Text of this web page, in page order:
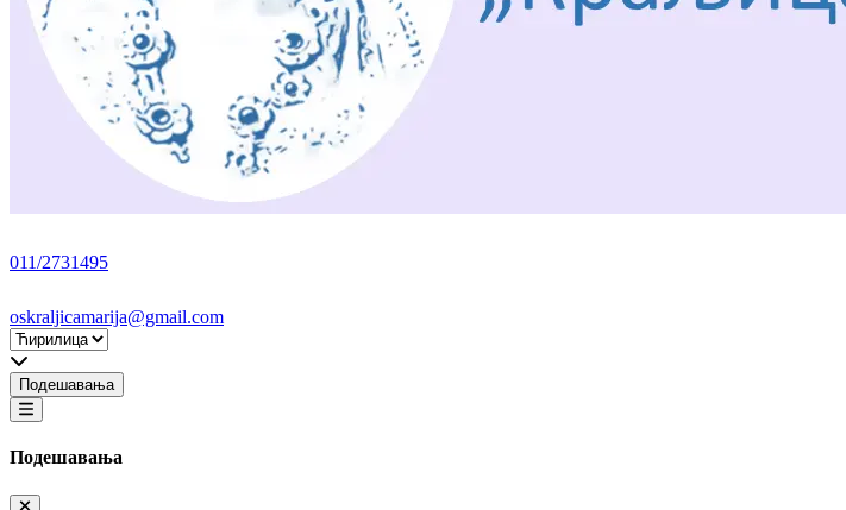
011/2731495
oskraljicamarija@gmail.com
Подешавања
Подешавања